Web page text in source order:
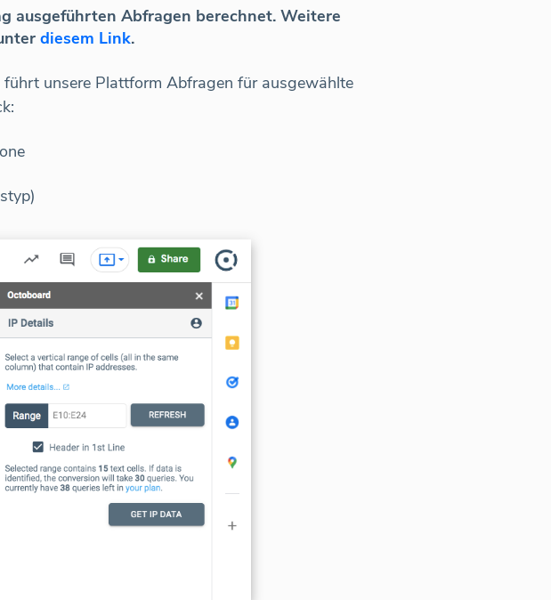
ausgeführten Abfragen berechnet. Weitere
diesem Link.
unsere Plattform Abfragen für ausgewählte